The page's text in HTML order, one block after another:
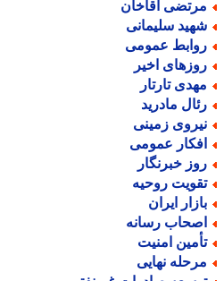
آقاخان
سلیمانی
عمومی
اخیر
تارتار
مادرید
زمینی
عمومی
خبرنگار
روحیه
ایران
رسانه
امنیت
نهایی